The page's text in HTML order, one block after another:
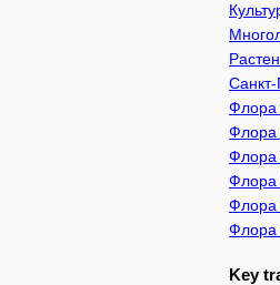
Флора
Флора
Флора
Флора
Флора
Флора
Key